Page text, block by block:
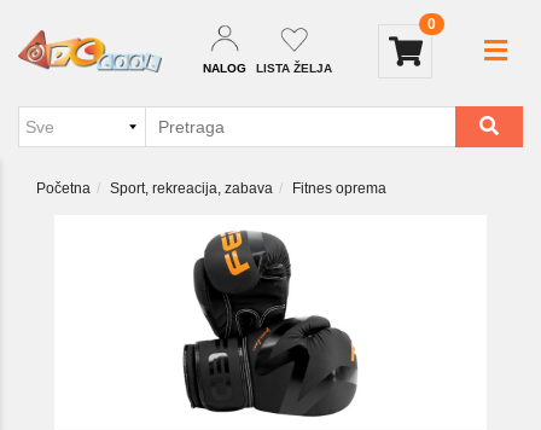
NALOG LISTA ŽELJA
0
Početna Sport, rekreacija, zabava Fitnes oprema